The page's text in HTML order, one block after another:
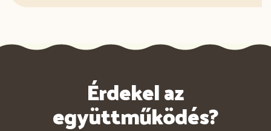
Érdekel az
együttműködés?